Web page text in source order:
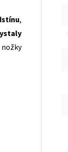
,